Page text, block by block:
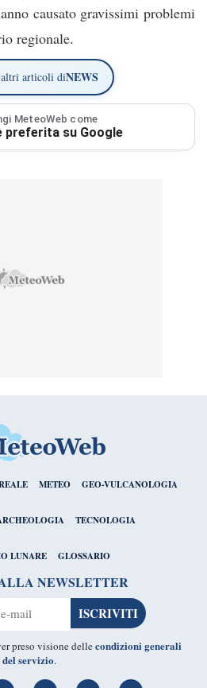
causato gravissimi problemi
regionale.
articoli diNEWS
MeteoWeb come
preferita su Google
METEO GEO-VULCANOLOGIA
TECNOLOGIA
LUNARE GLOSSARIO
NEWSLETTER
preso visione dellecondizioni generali
del servizio.